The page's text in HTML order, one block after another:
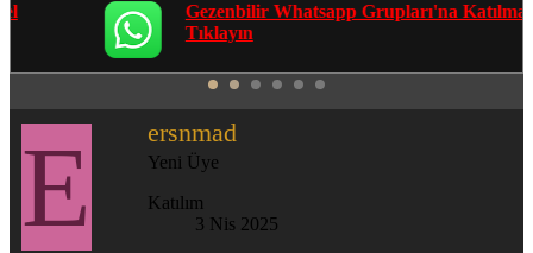
Gezenbilir Whatsapp Grupları'na Katılmak İçin
Tıklayın
E ersnmad
Yeni Üye
Katılım
3 Nis 2025